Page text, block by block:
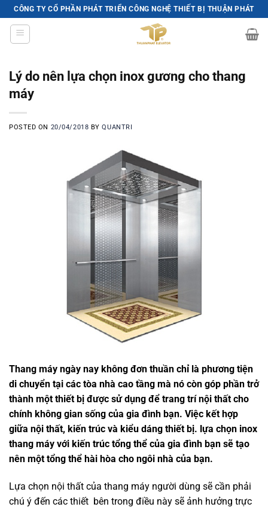
Skip
to
content
CÔNG TY CỔ PHẦN PHÁT TRIỂN CÔNG NGHỆ THIẾT BỊ THUẬN PHÁT
Lý do nên lựa chọn inox gương cho thang
máy
POSTED ON 20/04/2018 BYQUANTRI
Thang máy ngày nay không đơn thuần chỉ là phương tiện
di chuyển tại các tòa nhà cao tầng mà nó còn góp phần trở
thành một thiết bị được sử dụng để trang trí nội thất cho
chính không gian sống của gia đình bạn. Việc kết hợp
giữa nội thất, kiến trúc và kiểu dáng thiết bị. lựa chọn inox
thang máy với kiến trúc tổng thể của gia đình bạn sẽ tạo
nên một tổng thể hài hòa cho ngôi nhà của bạn.
Lựa chọn nội thất của thang máy người dùng sẽ cần phải
chú ý đến các thiết bên trong điều này sẽ ảnh hưởng trực